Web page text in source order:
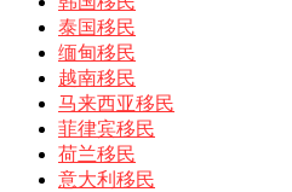
泰国移民
缅甸移民
越南移民
马来西亚移民
菲律宾移民
荷兰移民
意大利移民